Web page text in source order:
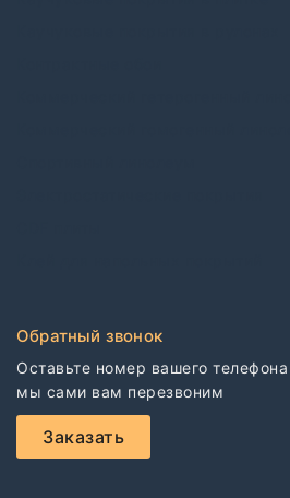
Обратный звонок
Оставьте номер вашего телефона
мы сами вам перезвоним
Заказать